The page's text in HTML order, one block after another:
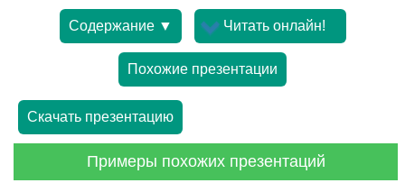
Содержание ▼ Читать онлайн!
Похожие презентации
Скачать презентацию
Примеры похожих презентаций